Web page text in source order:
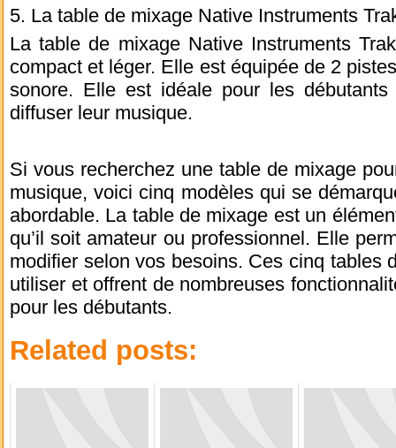
5. La table de mixage Native Instruments
La table de mixage Native Instruments
compact et léger. Elle est équipée de 2
sonore. Elle est idéale pour les
diffuser leur musique.
Si vous recherchez une table de mixage
musique, voici cinq modèles qui se
abordable. La table de mixage est un
qu’il soit amateur ou professionnel. Elle
modifier selon vos besoins. Ces cinq tables
utiliser et offrent de nombreuses
pour les débutants.
Related posts: